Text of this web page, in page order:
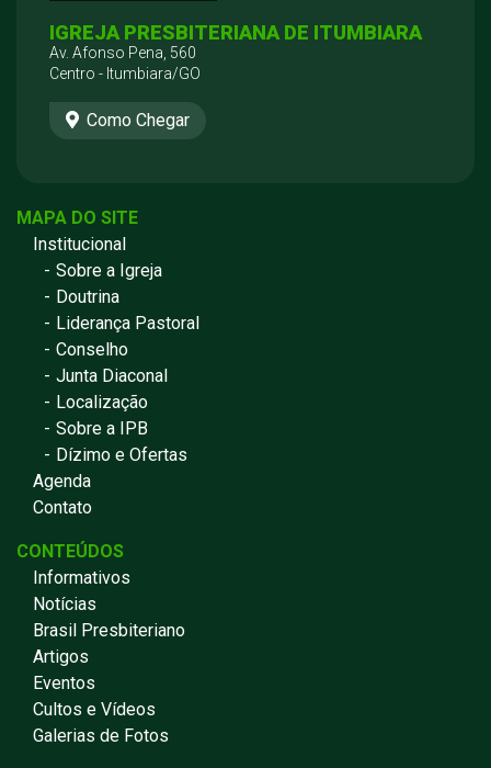
IGREJA PRESBITERIANA DE ITUMBIARA
Av. Afonso Pena, 560
Centro - Itumbiara/GO
Como Chegar
MAPA DO SITE
Institucional
Sobre a Igreja
Doutrina
Liderança Pastoral
Conselho
Junta Diaconal
Localização
Sobre a IPB
Dízimo e Ofertas
Agenda
Contato
CONTEÚDOS
Informativos
Notícias
Brasil Presbiteriano
Artigos
Eventos
Cultos e Vídeos
Galerias de Fotos